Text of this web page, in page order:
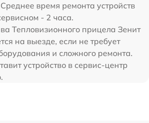
время ремонта устройств
- 2 часа.
Тепловизионного прицела Зенит
на выезде, если не требует
и сложного ремонта.
устройство в сервис-центр